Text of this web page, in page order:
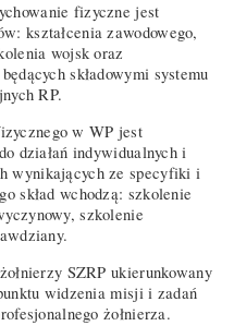
fizyczne jest
kształcenia zawodowego,
wojsk oraz
składowymi systemu
RP.
w WP jest
działań indywidualnych i
wynikających ze specyfiki i
skład wchodzą: szkolenie
szkolenie
SZRP ukierunkowany
widzenia misji i zadań
żołnierza.